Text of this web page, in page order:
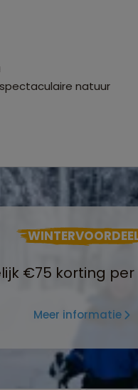
natuur
€75 korting
Meer informatie